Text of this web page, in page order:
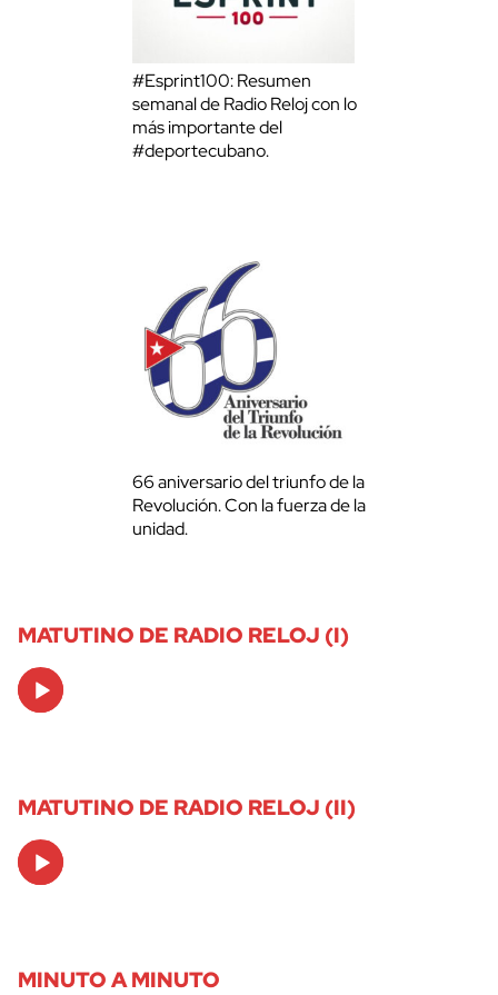
#Esprint100: Resumen
semanal de Radio Reloj con lo
más importante del
#deportecubano.
66 aniversario del triunfo de la
Revolución. Con la fuerza de la
unidad.
MATUTINO DE RADIO RELOJ (I)
Audio
Player
MATUTINO DE RADIO RELOJ (II)
Audio
Player
MINUTO A MINUTO